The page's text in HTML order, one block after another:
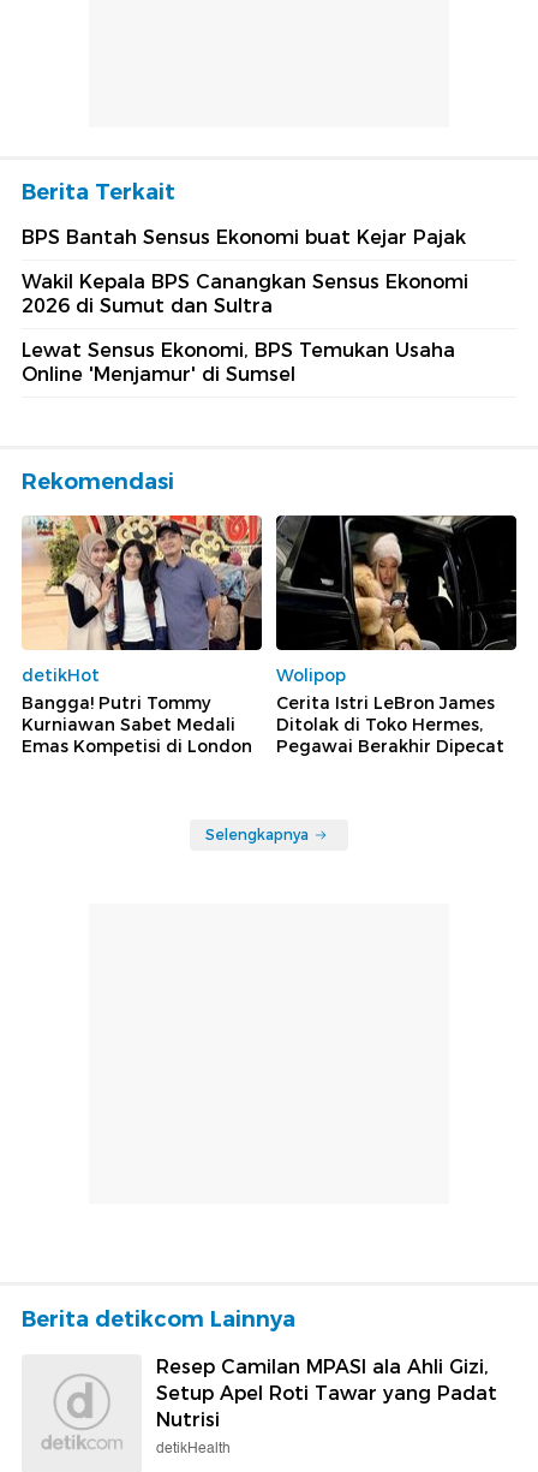
Berita Terkait
BPS Bantah Sensus Ekonomi buat Kejar Pajak
Wakil Kepala BPS Canangkan Sensus Ekonomi
2026 di Sumut dan Sultra
Lewat Sensus Ekonomi, BPS Temukan Usaha
Online 'Menjamur' di Sumsel
Rekomendasi
detikHot
Bangga! Putri Tommy
Kurniawan Sabet Medali
Emas Kompetisi di London
Wolipop
Cerita Istri LeBron James
Ditolak di Toko Hermes,
Pegawai Berakhir Dipecat
Selengkapnya
Berita detikcom Lainnya
Resep Camilan MPASI ala Ahli Gizi,
Setup Apel Roti Tawar yang Padat
Nutrisi
detikHealth